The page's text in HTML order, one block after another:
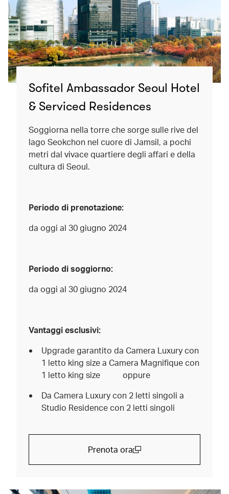
Sofitel Ambassador Seoul Hotel
& Serviced Residences
Soggiorna nella torre che sorge sulle rive del
lago Seokchon nel cuore di Jamsil, a pochi
metri dal vivace quartiere degli affari e della
cultura di Seoul.
Periodo di prenotazione:
da oggi al 30 giugno 2024
Periodo di soggiorno:
da oggi al 30 giugno 2024
Vantaggi esclusivi:
Upgrade garantito da Camera Luxury con
1 letto king size a Camera Magnifique con
1 letto king size oppure
Da Camera Luxury con 2 letti singoli a
Studio Residence con 2 letti singoli
Prenota ora